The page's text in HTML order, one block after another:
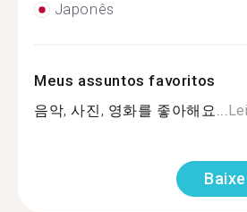
Japonês
Meus assuntos favoritos
음악, 사진, 영화를 좋아해요...